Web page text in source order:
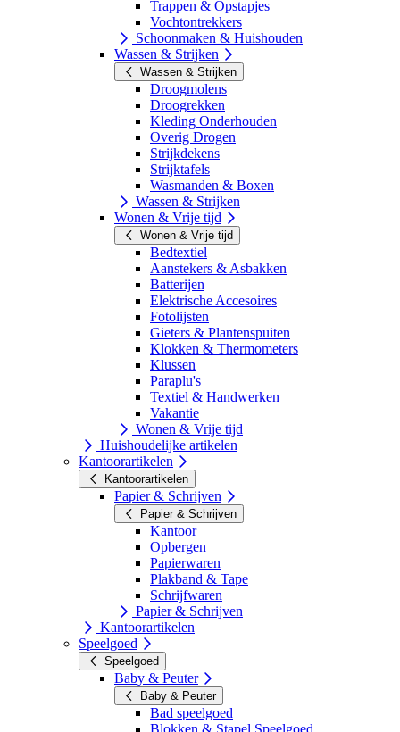
Trappen & Opstapjes
Vochtontrekkers
Schoonmaken & Huishouden
Wassen & Strijken
Wassen & Strijken
Droogmolens
Droogrekken
Kleding Onderhouden
Overig Drogen
Strijkdekens
Strijktafels
Wasmanden & Boxen
Wassen & Strijken
Wonen & Vrije tijd
Wonen & Vrije tijd
Bedtextiel
Aanstekers & Asbakken
Batterijen
Elektrische Accesoires
Fotolijsten
Gieters & Plantenspuiten
Klokken & Thermometers
Klussen
Paraplu's
Textiel & Handwerken
Vakantie
Wonen & Vrije tijd
Huishoudelijke artikelen
Kantoorartikelen
Kantoorartikelen
Papier & Schrijven
Papier & Schrijven
Kantoor
Opbergen
Papierwaren
Plakband & Tape
Schrijfwaren
Papier & Schrijven
Kantoorartikelen
Speelgoed
Speelgoed
Baby & Peuter
Baby & Peuter
Bad speelgoed
Blokken & Stapel Speelgoed